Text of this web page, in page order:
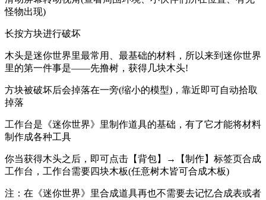
怪物出现)
长按方块进行破坏
木头是迷你世界里最常用、最基础的材料，所以来到迷你世界
里的第一件事是——先撸树，获得几块木头!
方块被破坏后会掉落在一旁(缩小的模型)，靠近即可自动拾取
掉落
工作台是《迷你世界》里制作道具的基础，有了它才能将材料
制作成各种工具
你当获得木头之后，即可点击【背包】→【制作】标签页合成
工作台，工作台需要四块木板(任意树木皆可合成木板)
注：在《迷你世界》里合成道具再也不需要去记忆合成表或者